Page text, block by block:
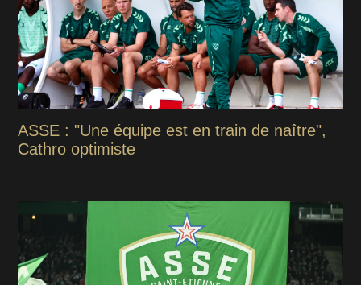
ASSE : "Une équipe est en train de naître",
Cathro optimiste